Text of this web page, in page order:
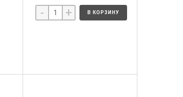
- + В КОРЗИНУ